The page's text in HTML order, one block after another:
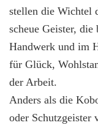
stellen die Wichtel
scheue Geister,
Handwerk und im
für Glück,
der Arbeit.
Anders als die
oder Schutzgeister